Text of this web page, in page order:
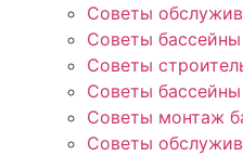
Советы
Советы
Советы
Советы
Советы монтаж
Советы